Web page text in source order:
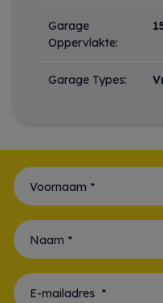
Garage
Oppervlakte:
Garage Types: